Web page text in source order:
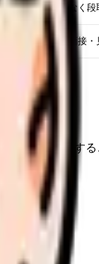
勢いではなく
求人票・面接
、次に確認する